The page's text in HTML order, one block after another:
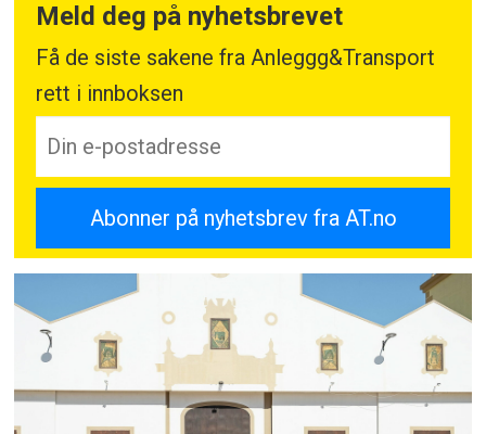
Meld deg på nyhetsbrevet
Få de siste sakene fra Anleggg&Transport
rett i innboksen